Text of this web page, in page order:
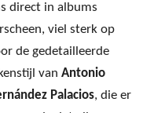
direct in albums
viel sterk op
de gedetailleerde
van Antonio
Palacios, die er